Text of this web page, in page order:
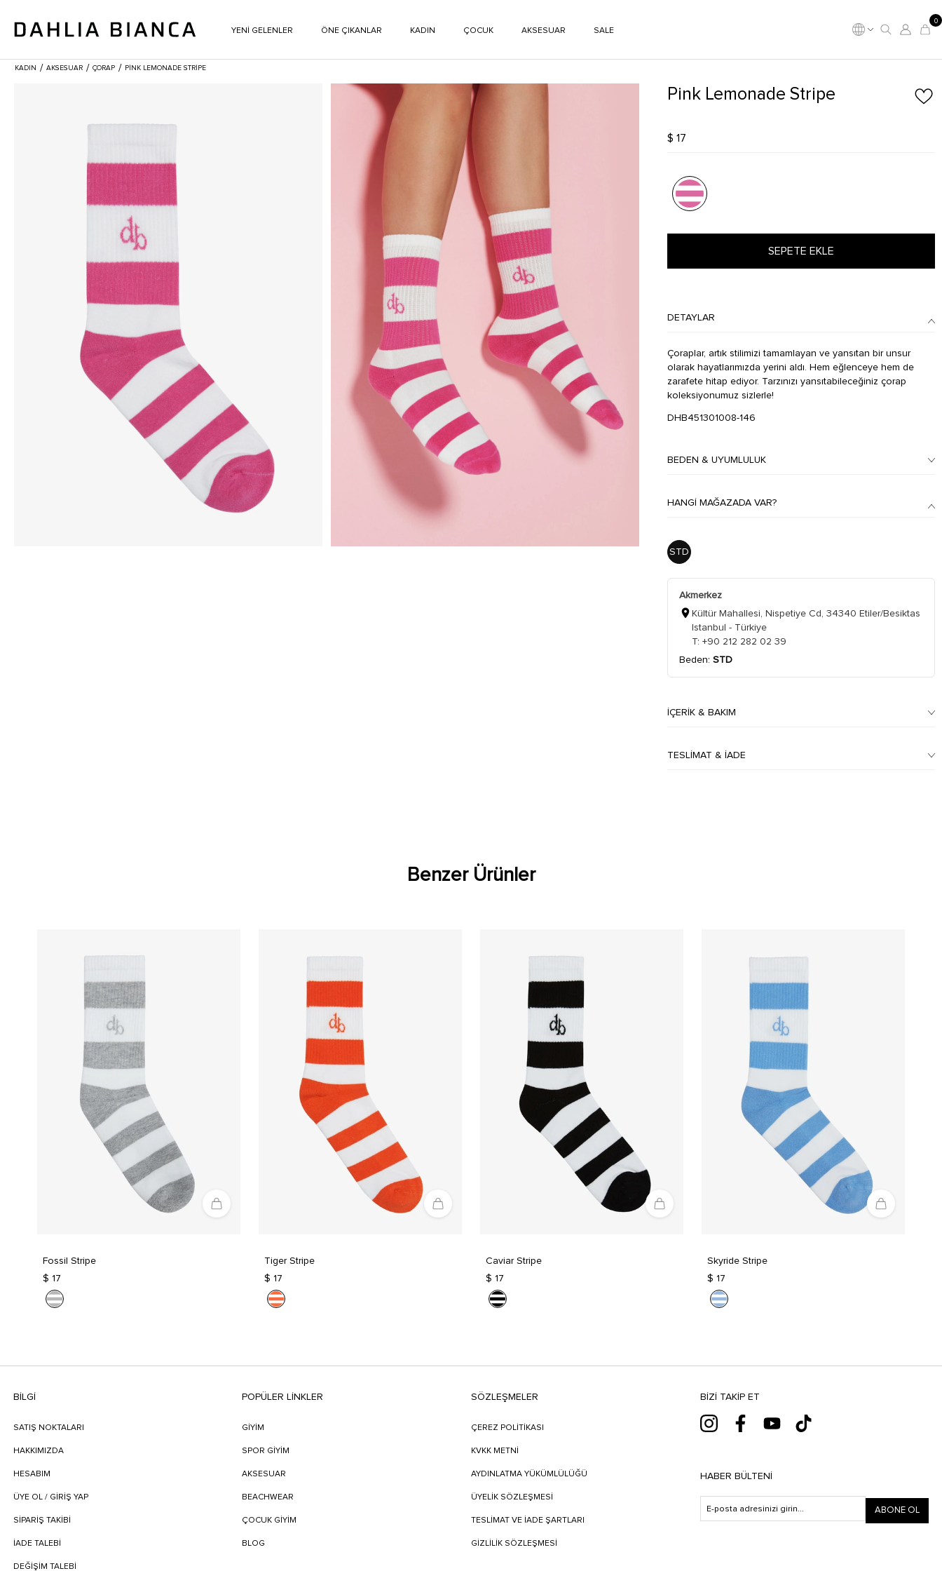
YENİ GELENLER ÖNE ÇIKANLAR KADIN ÇOCUK AKSESUAR SALE
0
KADIN / AKSESUAR / ÇORAP / PINK LEMONADE STRIPE
Pink Lemonade Stripe
$ 17
SEPETE EKLE
DETAYLAR
Çoraplar, artık stilimizi tamamlayan ve yansıtan bir unsur
olarak hayatlarımızda yerini aldı. Hem eğlenceye hem de
zarafete hitap ediyor. Tarzınızı yansıtabileceğiniz çorap
koleksiyonumuz sizlerle!
DHB451301008-146
BEDEN & UYUMLULUK
HANGI MAĞAZADA VAR?
STD
Akmerkez
Kültür Mahallesi, Nispetiye Cd, 34340 Etiler/Besiktas
Istanbul - Türkiye
T: +90 212 282 02 39
Beden: STD
İÇERIK & BAKIM
TESLIMAT & İADE
Benzer Ürünler
Fossil Stripe
$ 17
Tiger Stripe
$ 17
Caviar Stripe
$ 17
Skyride Stripe
$ 17
BILGI
SATIŞ NOKTALARI
HAKKIMIZDA
HESABIM
ÜYE OL / GİRİŞ YAP
SIPARIŞ TAKIBI
İADE TALEBI
DEĞIŞIM TALEBI
POPÜLER LİNKLER
GİYİM
SPOR GİYİM
AKSESUAR
BEACHWEAR
ÇOCUK GİYİM
BLOG
SÖZLEŞMELER
ÇEREZ POLİTİKASI
KVKK METNİ
AYDINLATMA YÜKÜMLÜLÜĞÜ
ÜYELIK SÖZLEŞMESI
TESLIMAT VE İADE ŞARTLARI
GİZLİLİK SÖZLEŞMESİ
BIZI TAKIP ET
HABER BÜLTENI
ABONE OL